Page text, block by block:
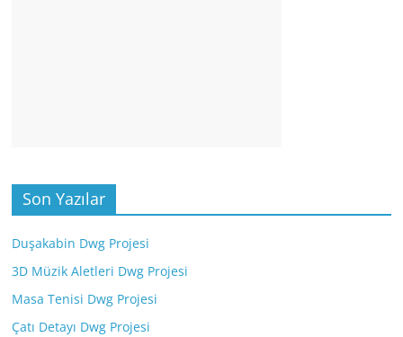
Son Yazılar
Duşakabin Dwg Projesi
3D Müzik Aletleri Dwg Projesi
Masa Tenisi Dwg Projesi
Çatı Detayı Dwg Projesi